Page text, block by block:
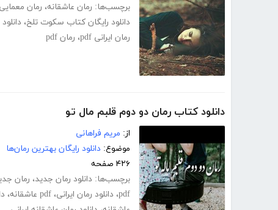
برچسب‌ها: رمان عاشقانه، رمان معمایی
دانلود رایگان کتاب سکوت تلخ،
رمان ایرانی pdf
، رمان pdf
دانلود کتاب رمان دو دوم قلبم مال تو
از: مریم فراهانی
موضوع: دانلود رایگان بهترین رمان‌ها
۴۲۶ صفحه
برچسب‌ها: دانلود رمان جدید، رمان
pdf، دانلود رمان ایرانی، pdf عاشقانه ،